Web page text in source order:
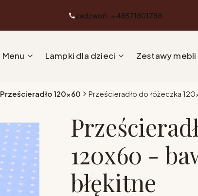
zadzwoń: +48571801788
Menu Lampki dla dzieci Zestawy mebli
Prześcieradło 120x60 Prześcieradło do łóżeczka
120x60 -
błękitne